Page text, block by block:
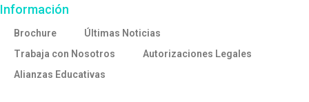
Información
Brochure
Últimas Noticias
Trabaja con Nosotros
Autorizaciones Legales
Alianzas Educativas